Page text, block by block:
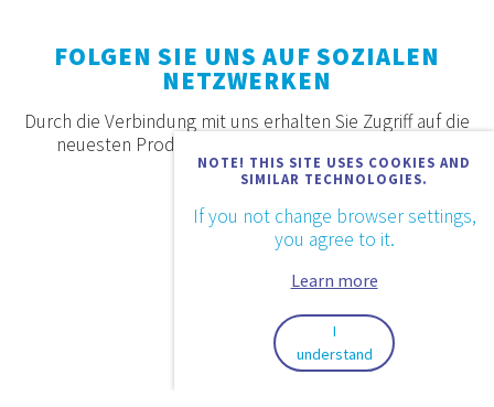
NOTE! THIS SITE USES COOKIES AND
SIMILAR TECHNOLOGIES.
If you not change browser settings,
you agree to it.
Learn more
I
understand
FOLGEN SIE UNS AUF SOZIALEN
NETZWERKEN
Durch die Verbindung mit uns erhalten Sie Zugriff auf die
neuesten Produkte, Angebote und Neuigkeiten.